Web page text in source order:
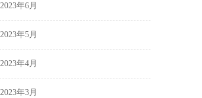
2023年6月
2023年5月
2023年4月
2023年3月